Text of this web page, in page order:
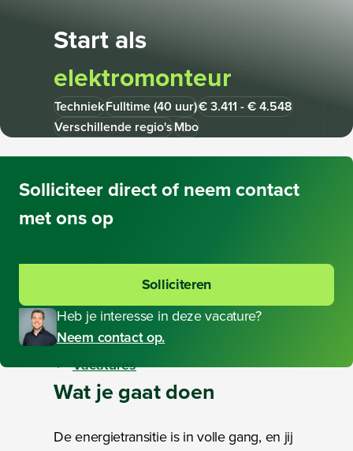
Start als
elektromonteur
TechniekFulltime (40 uur)€ 3.411 - € 4.548
Verschillende regio'sMbo
Solliciteer directof neem contact
met ons op
Solliciteren
Heb je interesse in deze vacature?
Neem contact op.
Vacatures
Wat je gaatdoen
De energietransitie is in volle gang, en jij